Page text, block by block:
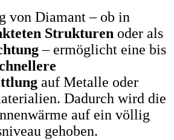
von Diamant – ob in
Strukturen oder als
– ermöglicht eine bis
auf Metalle oder
Dadurch wird die
auf ein völlig
gehoben.